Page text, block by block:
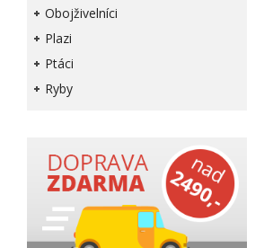
Obojživelníci
Plazi
Ptáci
Ryby